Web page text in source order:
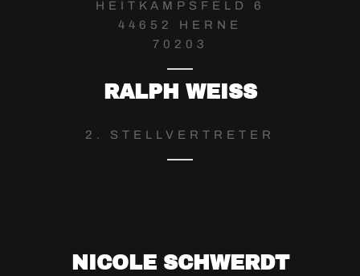
HEITKAMPSFELD 6
44652 HERNE
70203
RALPH WEISS
2. STELLVERTRETER
NICOLE SCHWERDT